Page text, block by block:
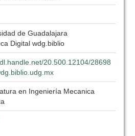
de Guadalajara
Digital wdg.biblio
20.500.12104/28698
en Ingeniería Mecanica